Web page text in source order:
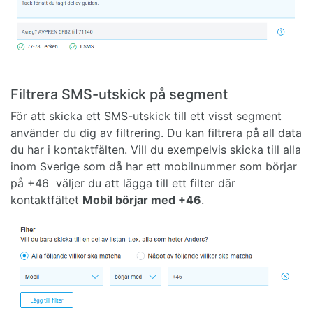
Filtrera SMS-utskick på segment
För att skicka ett SMS-utskick till ett visst segment
använder du dig av filtrering. Du kan filtrera på all data
du har i kontaktfälten. Vill du exempelvis skicka till alla
inom Sverige som då har ett mobilnummer som börjar
på +46 väljer du att lägga till ett filter där
kontaktfältet Mobil börjar med +46.